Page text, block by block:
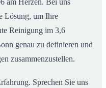
am Herzen. Bei uns
Lösung, um Ihre
Reinigung im 3,6
genau zu definieren und
zusammenzustellen.
Sprechen Sie uns